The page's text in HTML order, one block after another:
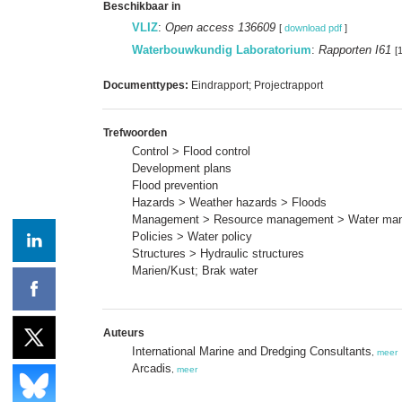
Beschikbaar in
VLIZ: Open access 136609 [ download pdf ]
Waterbouwkundig Laboratorium: Rapporten I61
Documenttypes: Eindrapport; Projectrapport
Trefwoorden
Control > Flood control
Development plans
Flood prevention
Hazards > Weather hazards > Floods
Management > Resource management > Water
Policies > Water policy
Structures > Hydraulic structures
Marien/Kust; Brak water
Auteurs
International Marine and Dredging Consultants meer
Arcadis meer